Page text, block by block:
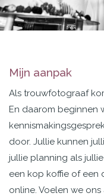
Mijn aanpak
Als trouwfotograaf
En daarom beginnen
door. Jullie kunnen
jullie planning als
een kop koffie of een
online. Voelen we